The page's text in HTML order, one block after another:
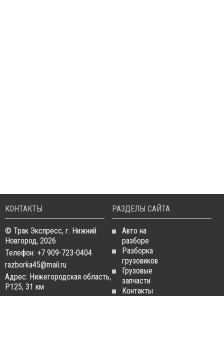
КОНТАКТЫ
© Трак Экспресс, г. Нижний
Новгород, 2026
Телефон: +7 909-723-0404
razborka45@mail.ru
Адрес: Нижегородская область,
Р125, 31 км
РАЗДЕЛЫ САЙТА
Авто на
разборе
Разборка
грузовиков
Грузовые
запчасти
Контакты